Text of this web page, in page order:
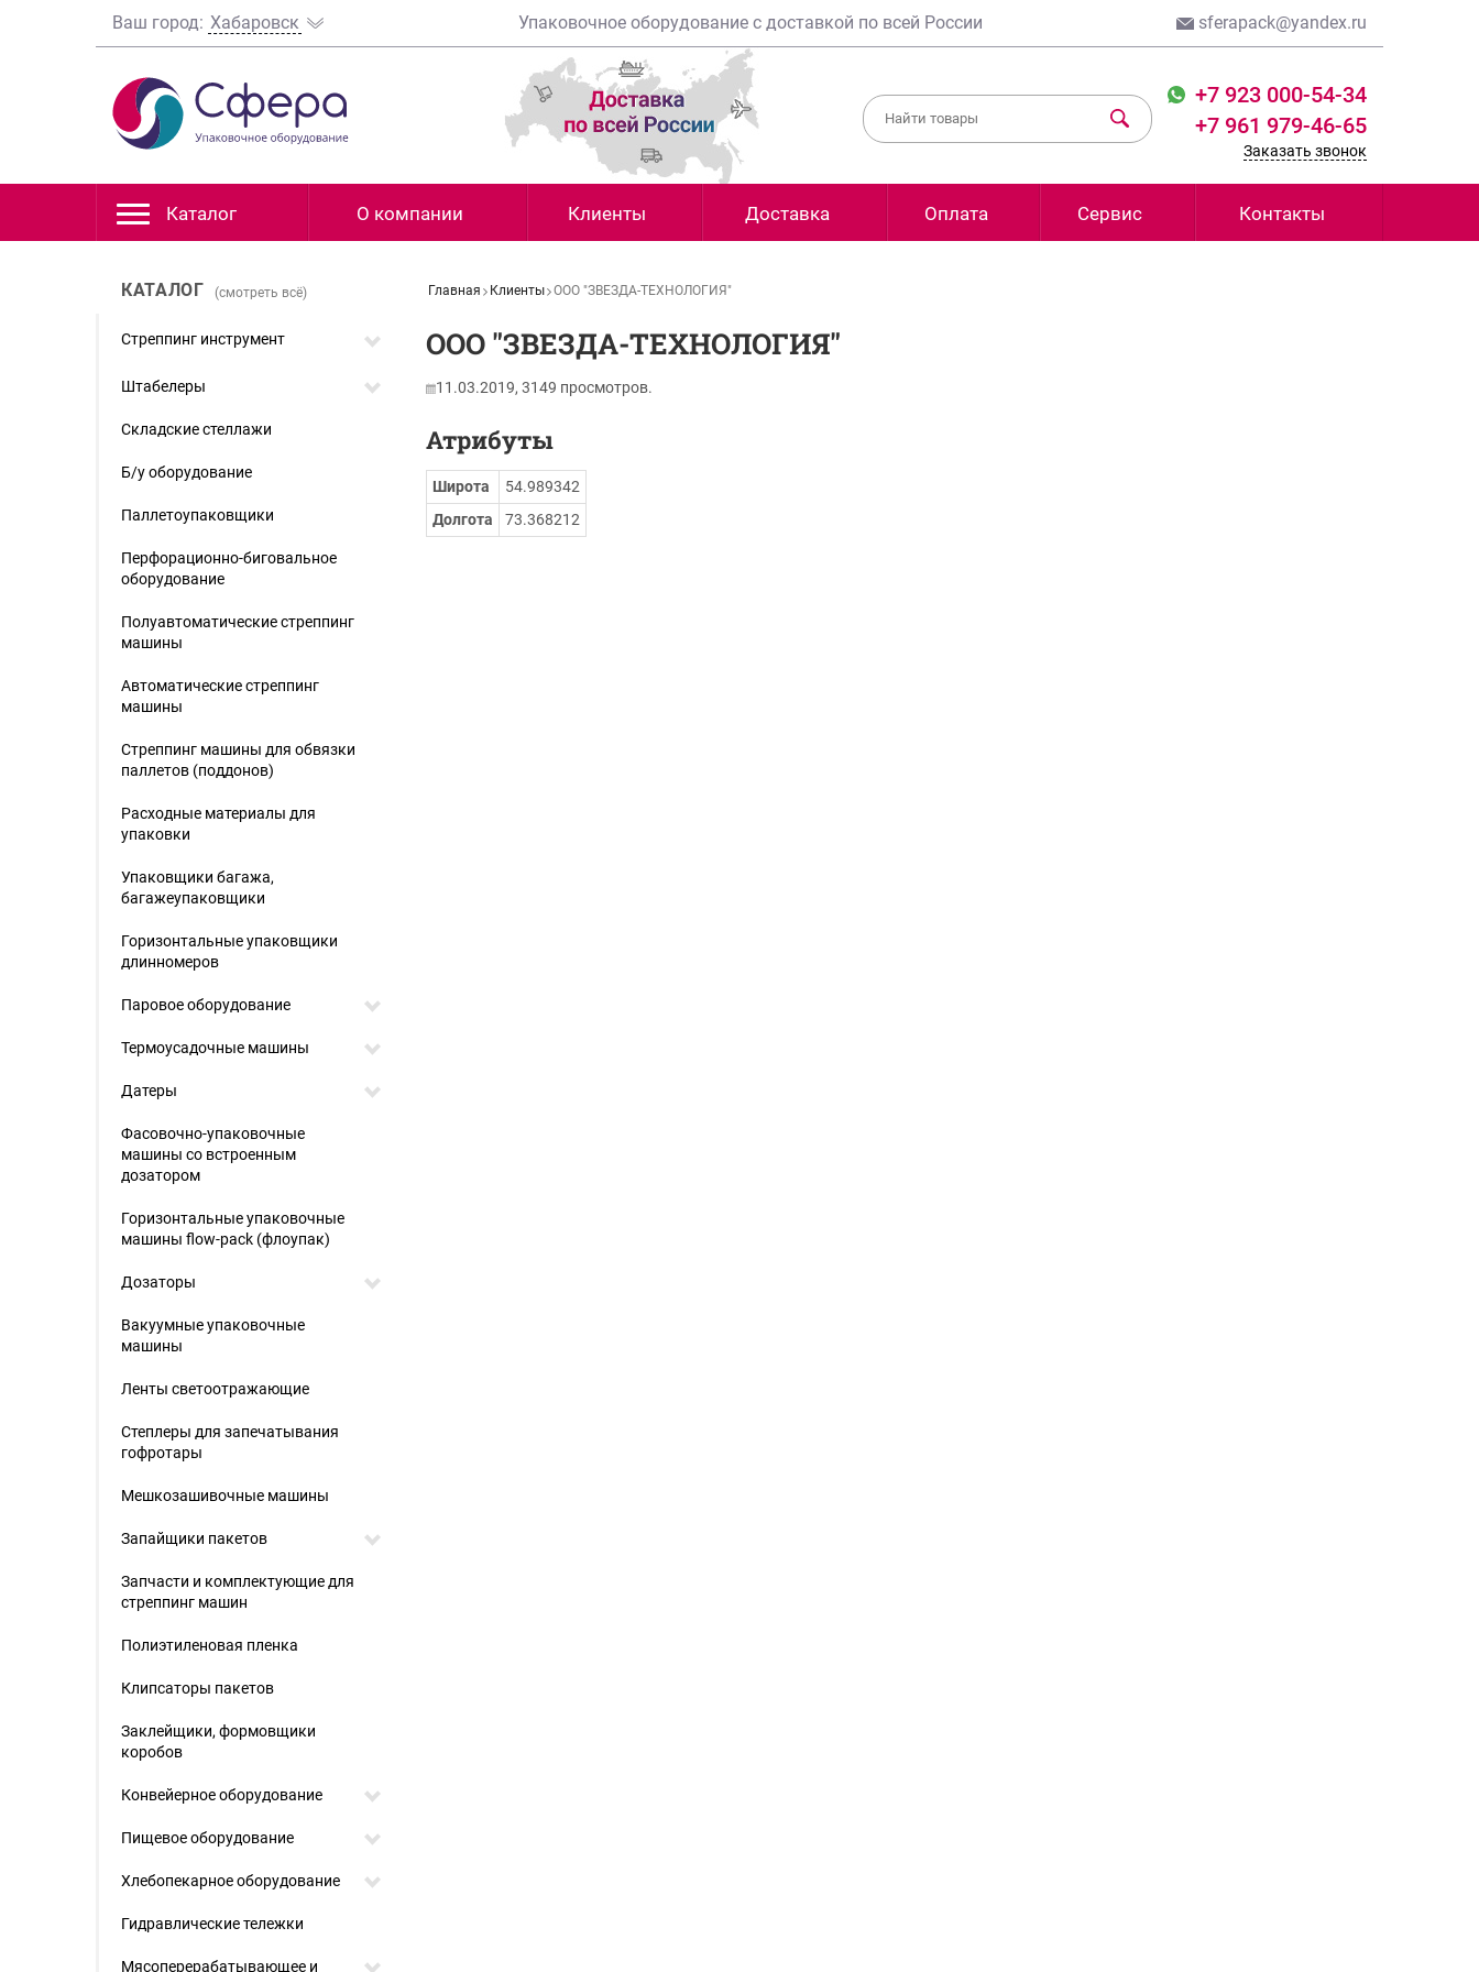
Ваш город: Хабаровск Упаковочное оборудование с доставкой по всей России sferapack@yandex.ru
+7 923 000-54-34
+7 961 979-46-65
Заказать звонок
Каталог О компании Клиенты Доставка Оплата Сервис Контакты
КАТАЛОГ (смотреть всё)
Стреппинг инструмент
Штабелеры
Складские стеллажи
Б/у оборудование
Паллетоупаковщики
Перфорационно-биговальное
оборудование
Полуавтоматические стреппинг
машины
Автоматические стреппинг
машины
Стреппинг машины для обвязки
паллетов (поддонов)
Расходные материалы для
упаковки
Упаковщики багажа,
багажеупаковщики
Горизонтальные упаковщики
длинномеров
Паровое оборудование
Термоусадочные машины
Датеры
Фасовочно-упаковочные
машины со встроенным
дозатором
Горизонтальные упаковочные
машины flow-pack (флоупак)
Дозаторы
Вакуумные упаковочные
машины
Ленты светоотражающие
Степлеры для запечатывания
гофротары
Мешкозашивочные машины
Запайщики пакетов
Запчасти и комплектующие для
стреппинг машин
Полиэтиленовая пленка
Клипсаторы пакетов
Заклейщики, формовщики
коробов
Конвейерное оборудование
Пищевое оборудование
Хлебопекарное оборудование
Гидравлические тележки
Мясоперерабатывающее и
Главная Клиенты ООО "ЗВЕЗДА-ТЕХНОЛОГИЯ"
ООО "ЗВЕЗДА-ТЕХНОЛОГИЯ"
11.03.2019, 3149 просмотров.
Атрибуты
Широта
54.989342
Долгота
73.368212